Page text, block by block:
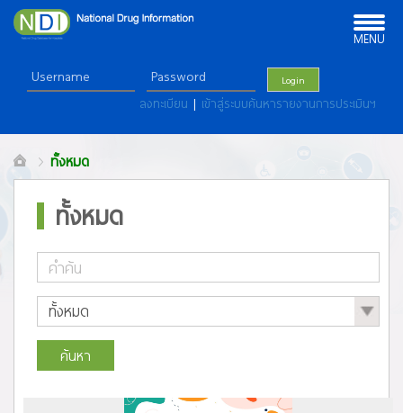
Toggle
navigation
MENU
Login
ลงทะเบียน | เข้าสู่ระบบค้นหารายงานการประเมินฯ
ทั้งหมด
ทั้งหมด
ค้นหา